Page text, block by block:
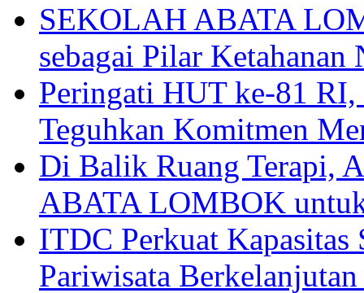
SEKOLAH ABATA
sebagai Pilar Ketahanan
Peringati HUT ke-81
Teguhkan Komitmen
Di Balik Ruang Terapi,
ABATA LOMBOK
ITDC Perkuat
Pariwisata